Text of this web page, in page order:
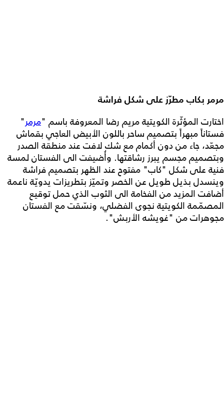
مرمر بكاب مطرّز على شكل فراشة
اختارت المؤثّرة الكويتية مريم رضا المعروفة باسم "مرمر"
فستاناً مبهراً بتصميم ساحر باللون الأبيض العاجي بقماش
مجعّد، جاء من دون أكمام مع شك لافت عند منطقة الصدر
وبتصميم مجسم يبرز رشاقتها. وأُضيفت الى الفستان لمسة
فنية على شكل "كاب" مفتوح عند الظهر بتصميم فراشة
وينسدل بذيل طويل عن الخصر وتميّز بتطريزات يدويّة ناعمة
أضافت المزيد من الفخامة الى الثوب الذي حمل توقيع
المصمّمة الكويتية نجوى الفضلي، ونسّقت مع الفستان
مجوهرات من "غويشه الأربش".